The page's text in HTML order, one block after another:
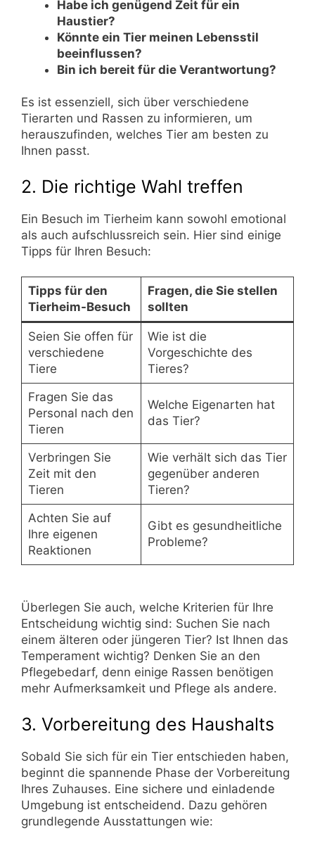
Habe ich genügend Zeit für ein
Haustier?
Könnte ein Tier meinen Lebensstil
beeinflussen?
Bin ich bereit für die Verantwortung?
Es ist essenziell, sich über verschiedene
Tierarten und Rassen zu informieren, um
herauszufinden, welches Tier am besten zu
Ihnen passt.
2. Die richtige Wahl treffen
Ein Besuch im Tierheim kann sowohl emotional
als auch aufschlussreich sein. Hier sind einige
Tipps für Ihren Besuch:
Tipps für den
Tierheim-Besuch
Fragen, die Sie stellen
sollten
Seien Sie offen für
verschiedene
Tiere
Wie ist die
Vorgeschichte des
Tieres?
Fragen Sie das
Personal nach den
Tieren
Welche Eigenarten hat
das Tier?
Verbringen Sie
Zeit mit den
Tieren
Wie verhält sich das Tier
gegenüber anderen
Tieren?
Achten Sie auf
Ihre eigenen
Reaktionen
Gibt es gesundheitliche
Probleme?
Überlegen Sie auch, welche Kriterien für Ihre
Entscheidung wichtig sind: Suchen Sie nach
einem älteren oder jüngeren Tier? Ist Ihnen das
Temperament wichtig? Denken Sie an den
Pflegebedarf, denn einige Rassen benötigen
mehr Aufmerksamkeit und Pflege als andere.
3. Vorbereitung des Haushalts
Sobald Sie sich für ein Tier entschieden haben,
beginnt die spannende Phase der Vorbereitung
Ihres Zuhauses. Eine sichere und einladende
Umgebung ist entscheidend. Dazu gehören
grundlegende Ausstattungen wie: